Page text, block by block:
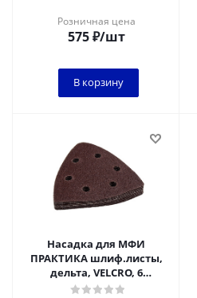
Розничная цена
575₽/шт
В корзину
Насадка для МФИ
ПРАКТИКА шлиф.листы,
дельта, VELCRO, 6
отверстий 93 мм, P120, 10